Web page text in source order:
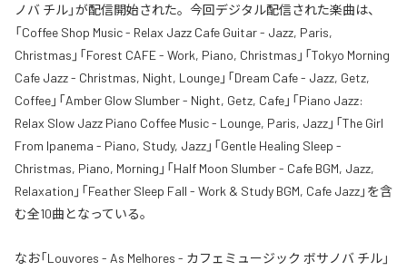
ノバ チル」が配信開始された。今回デジタル配信された楽曲は、
「Coffee Shop Music - Relax Jazz Cafe Guitar - Jazz, Paris,
Christmas」「Forest CAFE - Work, Piano, Christmas」「Tokyo Morning
Cafe Jazz - Christmas, Night, Lounge」「Dream Cafe - Jazz, Getz,
Coffee」「Amber Glow Slumber - Night, Getz, Cafe」「Piano Jazz:
Relax Slow Jazz Piano Coffee Music - Lounge, Paris, Jazz」「The Girl
From Ipanema - Piano, Study, Jazz」「Gentle Healing Sleep -
Christmas, Piano, Morning」「Half Moon Slumber - Cafe BGM, Jazz,
Relaxation」「Feather Sleep Fall - Work & Study BGM, Cafe Jazz」を含
む全10曲となっている。
なお「Louvores - As Melhores - カフェミュージック ボサノバ チル」